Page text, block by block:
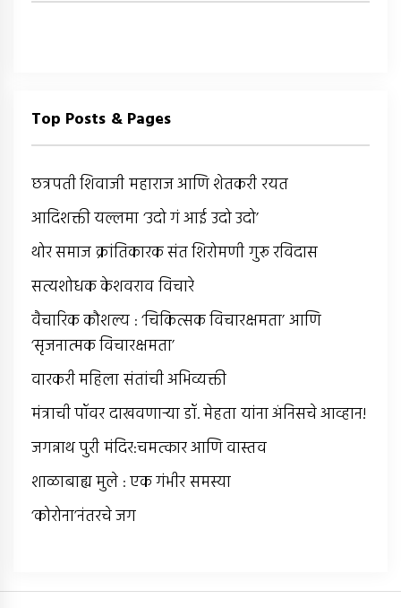
Top Posts & Pages
छत्रपती शिवाजी महाराज आणि शेतकरी रयत
आदिशक्ती यल्लमा ‘उदो गं आई उदो उदो’
थोर समाज क्रांतिकारक संत शिरोमणी गुरू रविदास
सत्यशोधक केशवराव विचारे
वैचारिक कौशल्य : ‘चिकित्सक विचारक्षमता’ आणि
‘सृजनात्मक विचारक्षमता’
वारकरी महिला संतांची अभिव्यक्ती
मंत्राची पॉवर दाखवणार्‍या डॉ. मेहता यांना अंनिसचे आव्हान!
जगन्नाथ पुरी मंदिर:चमत्कार आणि वास्तव
शाळाबाह्य मुले : एक गंभीर समस्या
‘कोरोना’नंतरचे जग